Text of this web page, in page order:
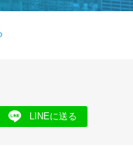
LINEに送る